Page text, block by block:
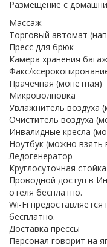
Размещение с
Массаж
Торговый автомат
Пресс для брюк
Камера хранения
Факс/
Прачечная (монетная)
Микроволновка
Увлажнитель воздуха
Очиститель воздуха
Инвалидные кресла
Ноутбук (можно взять
Ледогенератор
Круглосуточная
Проводной доступ в
отеля бесплатно.
Wi-Fi
бесплатно.
Доставка прессы
Персонал говорит на